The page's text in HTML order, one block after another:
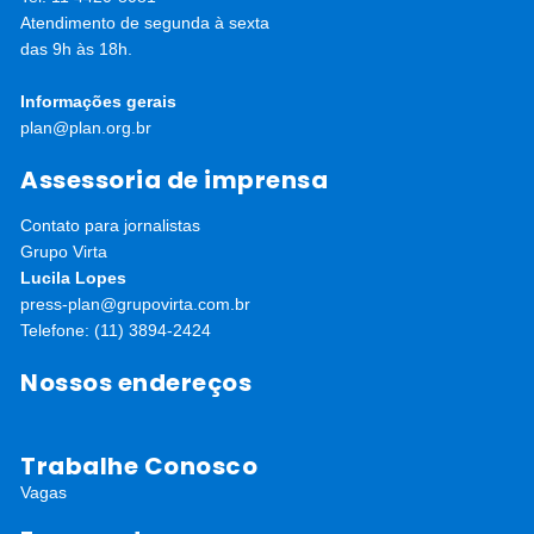
Atendimento de segunda à sexta
das 9h às 18h.
Informações gerais
plan@plan.org.br
Assessoria de imprensa
Contato para jornalistas
Grupo Virta
Lucila Lopes
press-plan@grupovirta.com.br
Telefone: (11) 3894-2424
Nossos endereços
Trabalhe Conosco
Vagas